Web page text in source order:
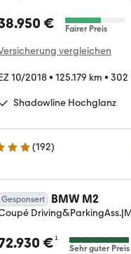
€ Fairer Preis
vergleichen
10/2018• 125.179 km • 302
Shadowline Hochglanz
(192)
Gesponsert BMW M2
€¹
Sehr guter Preis